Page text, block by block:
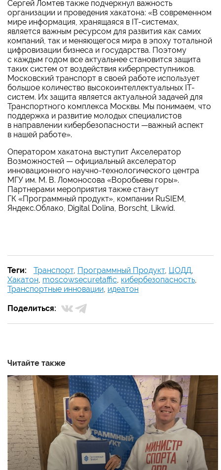
Сергей Ломтев также подчеркнул важность
организации и проведения хакатона: «В современном
мире информация, хранящаяся в IT-системах,
является важным ресурсом для развития как самих
компаний, так и меняющегося мира в эпоху тотальной
цифровизации бизнеса и государства. Поэтому
с каждым годом все актуальнее становится защита
таких систем от воздействия киберпреступников.
Московский транспорт в своей работе использует
большое количество высокоинтеллектуальных IT-
систем. Их защита является актуальной задачей для
Транспортного комплекса Москвы. Мы понимаем, что
поддержка и развитие молодых специалистов
в направлении кибербезопасности —важный аспект
в нашей работе».
Оператором хакатона выступит Акселератор
Возможностей — официальный акселератор
инновационного научно-технологического центра
МГУ им. М. В. Ломоносова «Воробьевы горы».
Партнерами мероприятия также станут
ГК «Программный продукт», компании RuSIEM,
Яндекс.Облако, Digital Dolina, Borscht, Likwid.
Теги: Транспорт, Программный Продукт, ЦОДД,
Хакатон, moscowsecuretaffic, кибербезопасность,
Транспортные инновации, идеатон
Поделиться:
Читайте также